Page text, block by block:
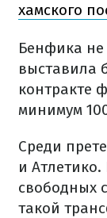
хамского
Бенфика не
выставила
контракте
минимум
Среди
и
свободных
такой